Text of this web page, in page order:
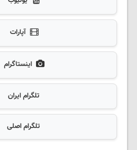
آپارات
اینستاگرام
تلگرام ایران
تلگرام اصلی